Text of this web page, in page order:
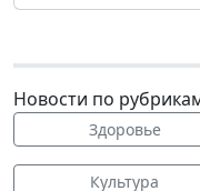
Новости по
Здоровье
Культура